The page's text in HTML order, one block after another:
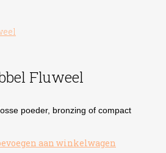
Fluweel
poeder, bronzing of compact
aan winkelwagen